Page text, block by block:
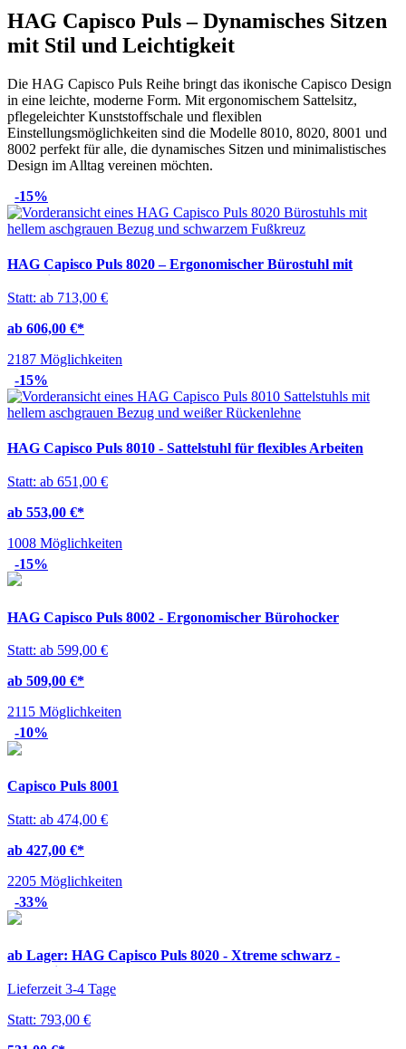
HAG Capisco Puls – Dynamisches Sitzen
mit Stil und Leichtigkeit
Die HAG Capisco Puls Reihe bringt das ikonische Capisco Design
in eine leichte, moderne Form. Mit ergonomischem Sattelsitz,
pflegeleichter Kunststoffschale und flexiblen
Einstellungsmöglichkeiten sind die Modelle 8010, 8020, 8001 und
8002 perfekt für alle, die dynamisches Sitzen und minimalistisches
Design im Alltag vereinen möchten.
-15%
HAG Capisco Puls 8020 – Ergonomischer Bürostuhl mit
Sattelsitz
Statt: ab 713,00 €
ab 606,00 €*
2187 Möglichkeiten
-15%
HAG Capisco Puls 8010 - Sattelstuhl für flexibles Arbeiten
Statt: ab 651,00 €
ab 553,00 €*
1008 Möglichkeiten
-15%
HAG Capisco Puls 8002 - Ergonomischer Bürohocker
Statt: ab 599,00 €
ab 509,00 €*
2115 Möglichkeiten
-10%
Capisco Puls 8001
Statt: ab 474,00 €
ab 427,00 €*
2205 Möglichkeiten
-33%
ab Lager: HAG Capisco Puls 8020 - Xtreme schwarz -
Bestpreis
Lieferzeit 3-4 Tage
Statt: 793,00 €